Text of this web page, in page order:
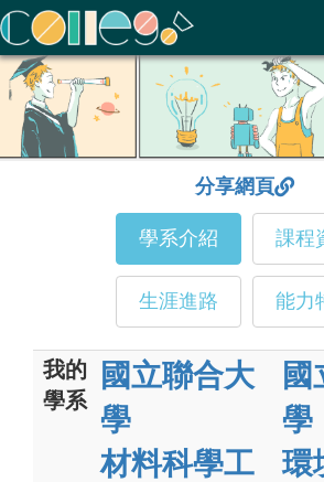
ColleGo! 大學選才與高中育才輔助系統
分享網頁
學系介紹 課程
生涯進路 能力
我的
學系
國立聯合大
學
材料科學工
國
學
環